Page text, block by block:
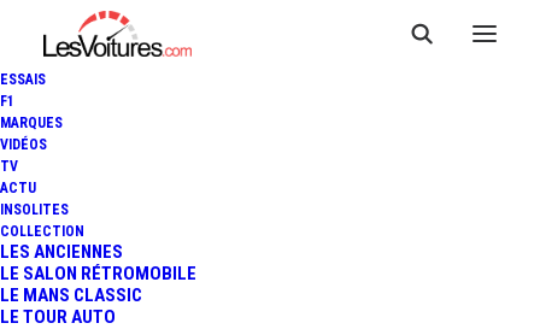
ESSAIS
F1
MARQUES
VIDÉOS
TV
ACTU
INSOLITES
COLLECTION
LES ANCIENNES
LE SALON RÉTROMOBILE
LE MANS CLASSIC
LE TOUR AUTO